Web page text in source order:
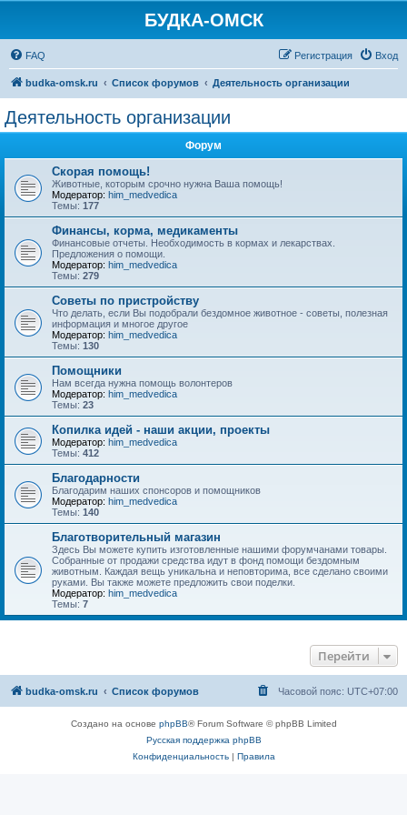
БУДКА-ОМСК
FAQ Вход
Регистрация
budka-omsk.ru Список форумов Деятельность организации
Деятельность организации
Форум
Скорая помощь!
Животные, которым срочно нужна Ваша помощь!
Модератор: him_medvedica
Темы: 177
Финансы, корма, медикаменты
Финансовые отчеты. Необходимость в кормах и лекарствах.
Предложения о помощи.
Модератор: him_medvedica
Темы: 279
Советы по пристройству
Что делать, если Вы подобрали бездомное животное - советы, полезная
информация и многое другое
Модератор: him_medvedica
Темы: 130
Помощники
Нам всегда нужна помощь волонтеров
Модератор: him_medvedica
Темы: 23
Копилка идей - наши акции, проекты
Модератор: him_medvedica
Темы: 412
Благодарности
Благодарим наших спонсоров и помощников
Модератор: him_medvedica
Темы: 140
Благотворительный магазин
Здесь Вы можете купить изготовленные нашими форумчанами товары.
Собранные от продажи средства идут в фонд помощи бездомным
животным. Каждая вещь уникальна и неповторима, все сделано своими
руками. Вы также можете предложить свои поделки.
Модератор: him_medvedica
Темы: 7
Перейти
budka-omsk.ru Список форумов Часовой пояс: UTC+07:00
Создано на основе phpBB® Forum Software © phpBB Limited
Русская поддержка phpBB
Конфиденциальность| Правила